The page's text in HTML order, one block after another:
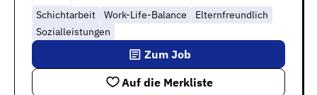
Schichtarbeit
Work-Life-Balance
Elternfreundlich
Sozialleistungen
Auf die Merkliste
Zum Job